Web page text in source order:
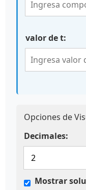
valor de t:
Opciones de
Decimales:
Mostrar